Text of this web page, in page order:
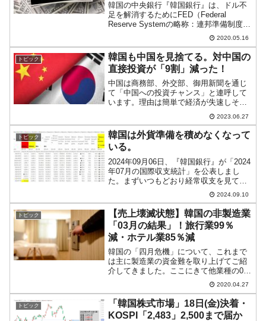
韓国の中央銀行『韓国銀行』は、ドル不
足を解消するためにFED（Federal
Reserve Systemの略称：連邦準備制度）
と締結した「ドル流動性スワップ」※1を
これまで6度利用してきました。このドル
流動性スワップの利用状況について
は、...
2020.05.16
トピック
韓国も中国を見捨てる。対中国の
直接投資が「9割」減った！
中国は商務部、外交部、御用新聞を通じ
て「中国への投資チャンス」と連呼して
います。理由は簡単で経済が失速しそう
なことに加えて、自由主義陣営国が本当
に「手切れ」しそうだからです。韓国は
どうするのか？――ですが、2023年06月
26日、企画財政部...
2023.06.27
トピック
韓国は外貨準備を積めなくなって
いる。
2024年09月06日、『韓国銀行』が「2024
年07月の国際収支統計」を公表しまし
た。まずいつもどおり経常収支を見てみ
ます。以下になります。2024年07月貿易
収支：84億9,450万ドルサービス収
支：-23億7,860万ドル第1次所得収...
2024.09.10
トピック
【売上壊滅状態】韓国の非製造業
「03月の結果」！旅行業99％
減・ホテル業85％減
韓国の「四月危機」について、これまで
は主に製造業の資金難を取り上げてご紹
介してきました。ここにきて他業種の03
月末までのデータがまとまったようで、
韓国メディアでも取り上げられるように
なっています。2020年04月27日、『大韓
商工会議所』と...
2020.04.27
トピック
「韓国株式市場」18日(金)決着・
KOSPI「2,483」2,500まで届か